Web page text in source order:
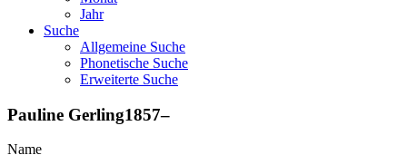
Jahr
Suche
Allgemeine Suche
Phonetische Suche
Erweiterte Suche
Pauline Gerling1857–
Name